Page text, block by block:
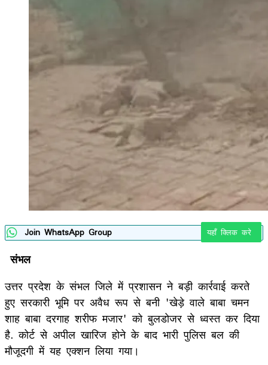
Join WhatsApp Group यहाँ क्लिक करे
संभल
उत्तर प्रदेश के संभल जिले में प्रशासन ने बड़ी कार्रवाई करते
हुए सरकारी भूमि पर अवैध रूप से बनी 'खेड़े वाले बाबा चमन
शाह बाबा दरगाह शरीफ मजार' को बुलडोजर से ध्वस्त कर दिया
है. कोर्ट से अपील खारिज होने के बाद भारी पुलिस बल की
मौजूदगी में यह एक्शन लिया गया।